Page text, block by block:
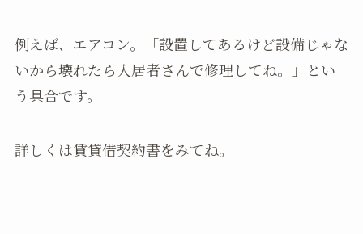
例えば、エアコン。「設置してあるけど設備じゃな
いから壊れたら入居者さんで修理してね。」とい
う具合です。
詳しくは賃貸借契約書をみてね。